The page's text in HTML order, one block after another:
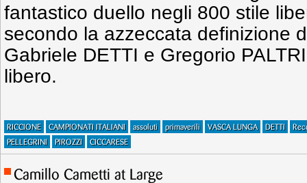
fantastico duello negli 800 stile
secondo la azzeccata definizione
Gabriele DETTI e Gregorio
libero.
RICCIONE CAMPIONATI ITALIANI assoluti primaverili VASCA LUNGA DETTI
PELLEGRINI
PIROZZI CICCARESE
Camillo Cametti at Large